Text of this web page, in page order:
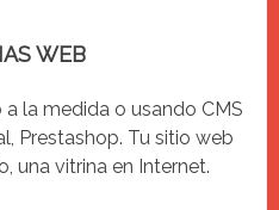
WEB
la medida o usando CMS
Prestashop. Tu sitio web
una vitrina en Internet.